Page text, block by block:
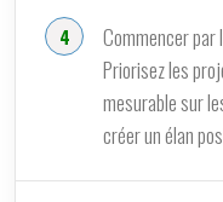
Commencer par
Priorisez les
mesurable sur
créer un élan